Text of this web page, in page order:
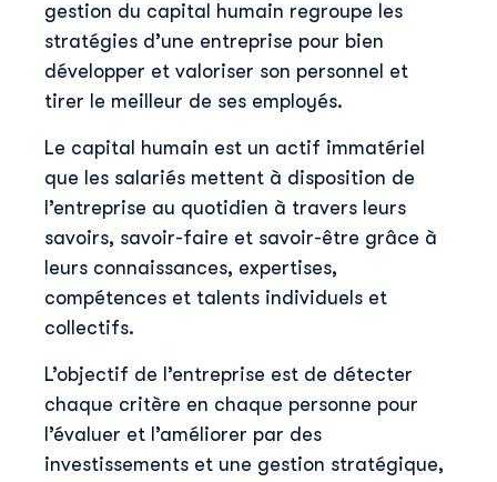
gestion du capital humain regroupe les
stratégies d’une entreprise pour bien
développer et valoriser son personnel et
tirer le meilleur de ses employés.
Le capital humain est un actif immatériel
que les salariés mettent à disposition de
l’entreprise au quotidien à travers leurs
savoirs, savoir-faire et savoir-être grâce à
leurs connaissances, expertises,
compétences et talents individuels et
collectifs.
L’objectif de l’entreprise est de détecter
chaque critère en chaque personne pour
l’évaluer et l’améliorer par des
investissements et une gestion stratégique,